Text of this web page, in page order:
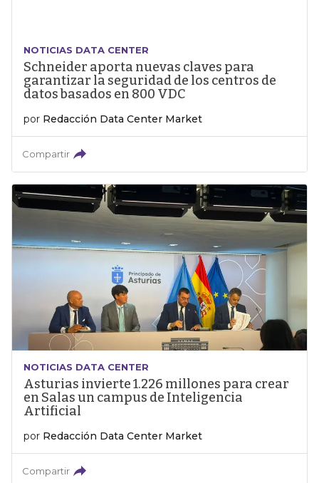
NOTICIAS DATA CENTER
Schneider aporta nuevas claves para
garantizar la seguridad de los centros de
datos basados en 800 VDC
por Redacción Data Center Market
Compartir
NOTICIAS DATA CENTER
Asturias invierte 1.226 millones para crear
en Salas un campus de Inteligencia
Artificial
por Redacción Data Center Market
Compartir